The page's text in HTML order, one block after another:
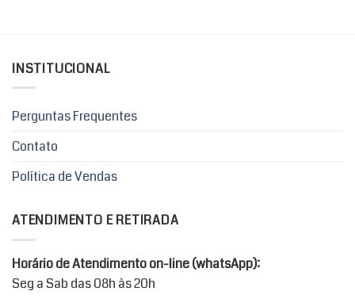
INSTITUCIONAL
Perguntas Frequentes
Contato
Política de Vendas
ATENDIMENTO E RETIRADA
Horário de Atendimento on-line (whatsApp):
Seg a Sab das 08h às 20h